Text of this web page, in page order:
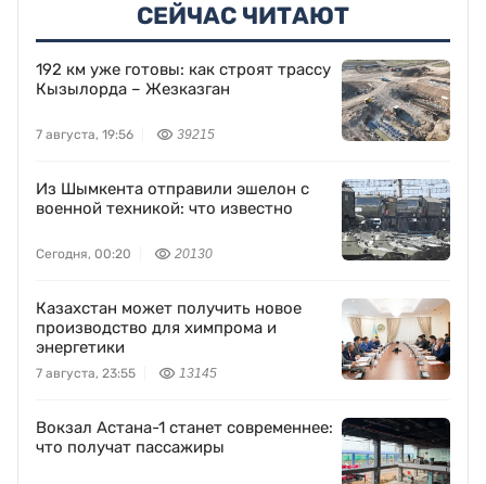
СЕЙЧАС ЧИТАЮТ
192 км уже готовы: как строят трассу
Кызылорда – Жезказган
7 августа, 19:56 39215
Из Шымкента отправили эшелон с
военной техникой: что известно
Сегодня, 00:20 20130
Казахстан может получить новое
производство для химпрома и
энергетики
7 августа, 23:55 13145
Вокзал Астана-1 станет современнее:
что получат пассажиры